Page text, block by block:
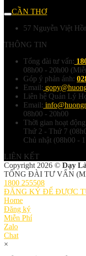
CẦN THƠ
57 Nguyễn Việt
THÔNG TIN
Tổng đài tư vấn:
08h00 - 20h00
Góp ý phản ánh:
Email:
Liên hệ Quản Lý
Email:
08h00 - 20h00
Thời gian hoạt
Thứ 2 - Thứ 7
Chủ nhật (08h00 -
LIÊN KẾT
Copyright 2026 © Dạy
TỔNG ĐÀI TƯ VẤN
1800 255508
ĐĂNG KÝ ĐỂ ĐƯỢC
Home
Đăng ký
Miễn Phí
Zalo
Chat
×